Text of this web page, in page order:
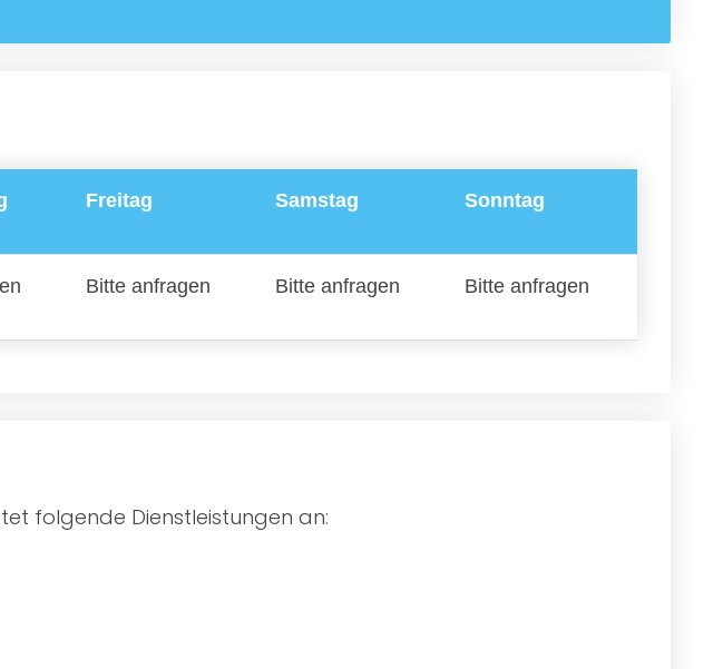
Freitag Samstag Sonntag
Bitte anfragen Bitte anfragen Bitte anfragen
folgende Dienstleistungen an: